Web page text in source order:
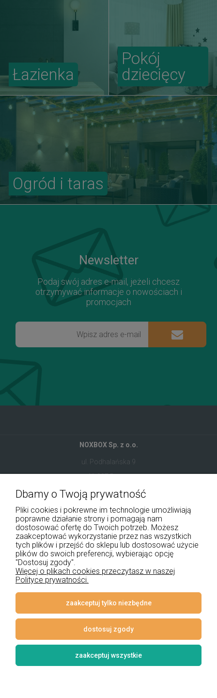
Ogród i taras
Łazienka
Pokój
dziecięcy
Newsletter
Podaj swój adres e-mail, jeżeli chcesz
otrzymywać informacje o nowościach i
promocjach
NOXBOX Sp. z o.o.
ul. Podhalańska 9
41-907 Bytom
+48 534 555 344
sklep@noxbox.pl
Pomoc
Płatności i dostawa
Informacje
Dbamy o Twoją prywatność
Pliki cookies i pokrewne im technologie umożliwiają
poprawne działanie strony i pomagają nam
dostosować ofertę do Twoich potrzeb. Możesz
zaakceptować wykorzystanie przez nas wszystkich
tych plików i przejść do sklepu lub dostosować użycie
plików do swoich preferencji, wybierając opcję
"Dostosuj zgody".
Więcej o plikach cookies przeczytasz w naszej
Polityce prywatności.
zaakceptuj tylko niezbędne
dostosuj zgody
zaakceptuj wszystkie